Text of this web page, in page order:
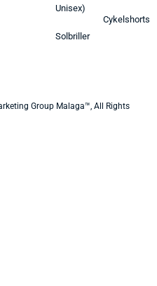
Unisex)
Solbriller
Cykelshorts
Group Malaga™, All Rights